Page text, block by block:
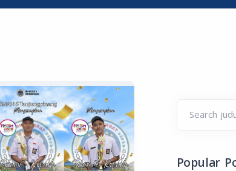
Search
Popular